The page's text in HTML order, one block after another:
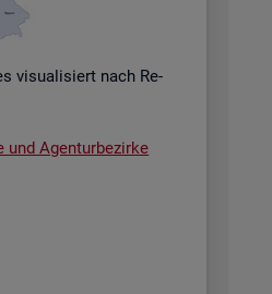
vi­sua­li­siert nach Re­
und Agen­tur­be­zir­ke